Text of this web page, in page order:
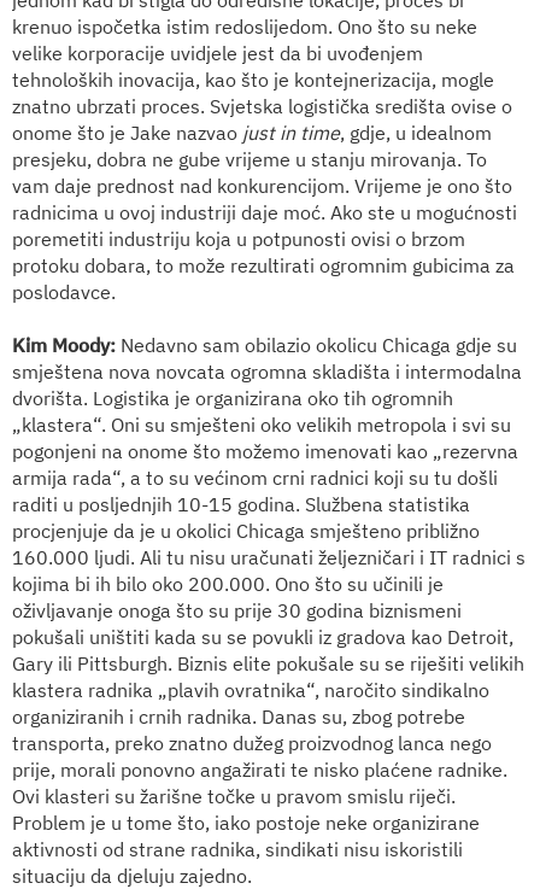
krenuo ispočetka istim redoslijedom. Ono što su neke
velike korporacije uvidjele jest da bi uvođenjem
tehnoloških inovacija, kao što je kontejnerizacija, mogle
znatno ubrzati proces. Svjetska logistička središta ovise o
onome što je Jake nazvao just in time, gdje, u idealnom
presjeku, dobra ne gube vrijeme u stanju mirovanja. To
vam daje prednost nad konkurencijom. Vrijeme je ono što
radnicima u ovoj industriji daje moć. Ako ste u mogućnosti
poremetiti industriju koja u potpunosti ovisi o brzom
protoku dobara, to može rezultirati ogromnim gubicima za
poslodavce.
Kim Moody: Nedavno sam obilazio okolicu Chicaga gdje su
smještena nova novcata ogromna skladišta i intermodalna
dvorišta. Logistika je organizirana oko tih ogromnih
„klastera“. Oni su smješteni oko velikih metropola i svi su
pogonjeni na onome što možemo imenovati kao „rezervna
armija rada“, a to su većinom crni radnici koji su tu došli
raditi u posljednjih 10-15 godina. Službena statistika
procjenjuje da je u okolici Chicaga smješteno približno
160.000 ljudi. Ali tu nisu uračunati željezničari i IT radnici s
kojima bi ih bilo oko 200.000. Ono što su učinili je
oživljavanje onoga što su prije 30 godina biznismeni
pokušali uništiti kada su se povukli iz gradova kao Detroit,
Gary ili Pittsburgh. Biznis elite pokušale su se riješiti velikih
klastera radnika „plavih ovratnika“, naročito sindikalno
organiziranih i crnih radnika. Danas su, zbog potrebe
transporta, preko znatno dužeg proizvodnog lanca nego
prije, morali ponovno angažirati te nisko plaćene radnike.
Ovi klasteri su žarišne točke u pravom smislu riječi.
Problem je u tome što, iako postoje neke organizirane
aktivnosti od strane radnika, sindikati nisu iskoristili
situaciju da djeluju zajedno.